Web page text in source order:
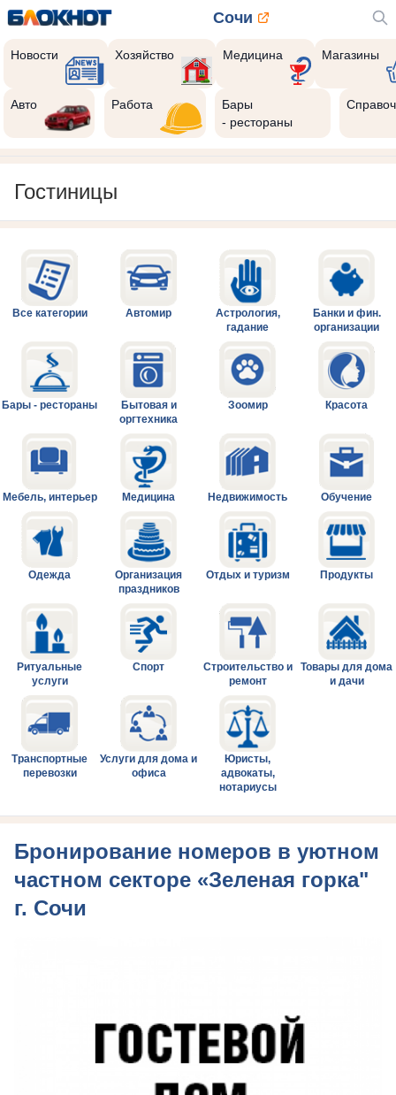
Сочи
Новости Хозяйство Медицина Магазины
Авто Работа
Бары
- рестораны
Гостиницы
Все категории Автомир
Астрология,
гадание
Банки и фин.
организации
Бары - рестораны
Бытовая и
оргтехника
Зоомир Красота
Мебель, интерьер Медицина Недвижимость Обучение
Одежда
Организация
праздников
Отдых и туризм Продукты
Ритуальные
услуги
Спорт
Строительство и
ремонт
Товары для дома
и дачи
Транспортные
перевозки
Услуги для дома и
офиса
Юристы,
адвокаты,
нотариусы
Бронирование номеров в уютном
частном секторе «Зеленая горка"
г. Сочи